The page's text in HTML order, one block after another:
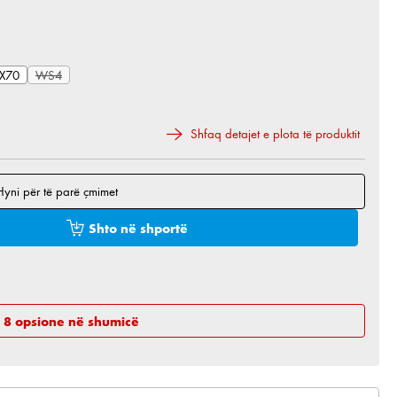
WS4(Ky opsion aktualisht nuk është i disponueshëm.)
Shfaq detajet e plota të produktit
për të parë çmimet
dëshiruar ose përdorni butonat për të rritur
Shto në shportë
8 opsione në shumicë